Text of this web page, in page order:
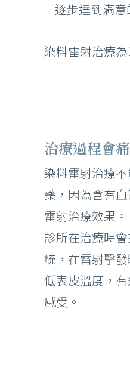
逐步達到滿意
染料雷射治療
治療過程會
染料雷射治療
藥，因為含有
雷射治療效果。
診所在治療時
統，在雷射擊
低表皮溫度，
感受。